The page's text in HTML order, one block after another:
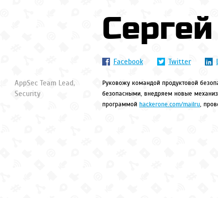
Facebook Twitter
AppSec Team Lead,
Security
Руковожу командой продуктовой
безопасными, внедряем новые
программой hackerone.com/mailru,